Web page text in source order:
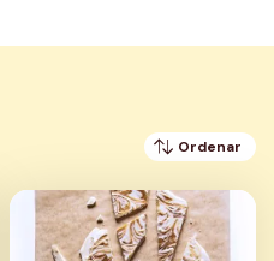
Ordenar